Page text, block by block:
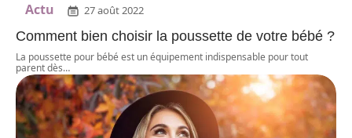
Actu 27 août 2022
Comment bien choisir la poussette de votre bébé ?
La poussette pour bébé est un équipement indispensable pour tout
parent dès…